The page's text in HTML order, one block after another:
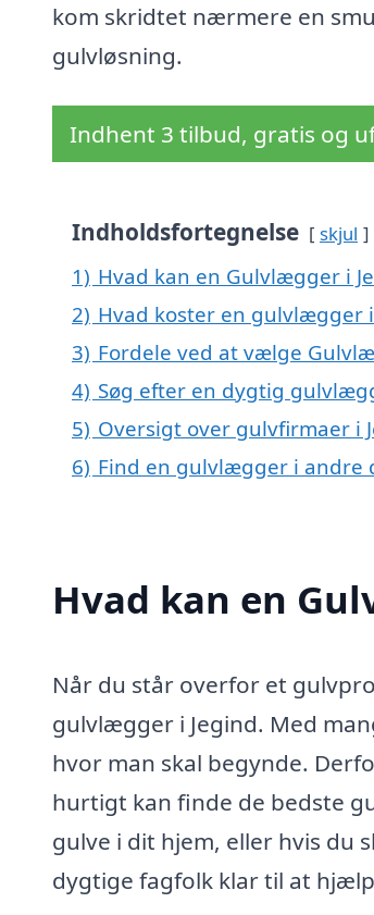
kom skridtet nærmere en
gulvløsning.
Indhent 3 tilbud, gratis og
Indholdsfortegnelse skjul
1) Hvad kan en Gulvlægger i
2) Hvad koster en gulvlægger i
3) Fordele ved at vælge
4) Søg efter en dygtig
5) Oversigt over gulvfirmaer i
6) Find en gulvlægger i andre
Hvad kan en
Når du står overfor et
gulvlægger i Jegind. Med
hvor man skal begynde.
hurtigt kan finde de bedste
gulve i dit hjem, eller hvis du
dygtige fagfolk klar til at